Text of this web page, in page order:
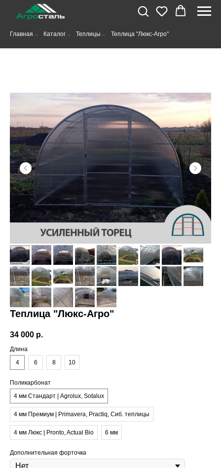
Главная → Каталог→ Теплицы → Теплица "Люкс-Агро"
Теплица "Люкс-Агро"
34 000 р.
Длина
4
6 8 10
Поликарбонат
​4 мм Стандарт | Agrolux, Sotalux
‌4 мм Премиум | Primavera, Practiq, Сиб. теплицы
‍4 мм Люкс | Pronto, Actual Bio ⁠6 мм
Дополнительная форточка